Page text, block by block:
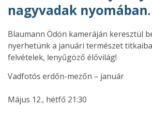
nagyvadak
Blaumann Ödön kameráján keresztül
nyerhetünk a januári természet
felvételek, lenyűgöző élővilág!
Vadfotós erdőn-mezőn – január
Május 12., hétfő 21:30